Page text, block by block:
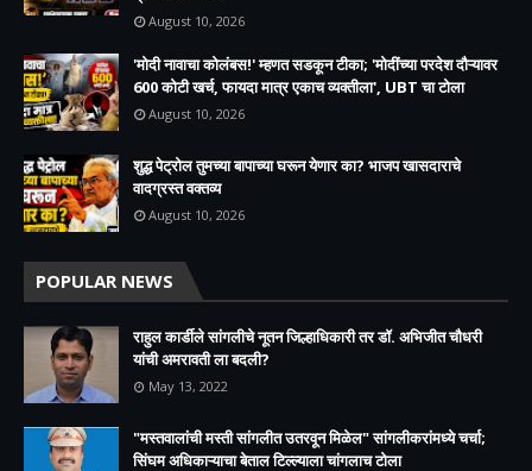
August 10, 2026
'मोदी नावाचा कोलंबस!' म्हणत सडकून टीका; 'मोदींच्या परदेश दौऱ्यावर
600 कोटी खर्च, फायदा मात्र एकाच व्यक्तीला', UBT चा टोला
August 10, 2026
शुद्ध पेट्रोल तुमच्या बापाच्या घरून येणार का? भाजप खासदाराचे
वादग्रस्त वक्तव्य
August 10, 2026
POPULAR NEWS
राहुल कार्डीले सांगलीचे नूतन जिल्हाधिकारी तर डॉ. अभिजीत चौधरी
यांची अमरावती ला बदली?
May 13, 2022
"मस्तवालांची मस्ती सांगलीत उतरवून मिळेल" सांगलीकरांमध्ये चर्चा;
सिंघम अधिकाऱ्याचा बेताल टिल्ल्याला चांगलाच टोला